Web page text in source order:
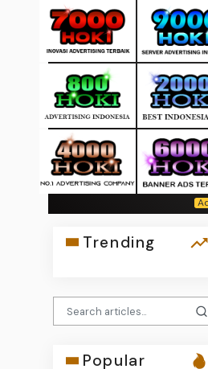
Trending
Popular